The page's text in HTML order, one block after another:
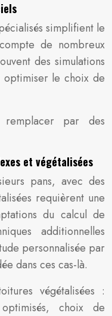
simplifient le
de nombreux
des simulations
le choix de
par des
et végétalisées
pans, avec des
requièrent une
du calcul de
additionnelles
personnalisée par
dans ces cas-là.
végétalisées :
optimisés, choix de